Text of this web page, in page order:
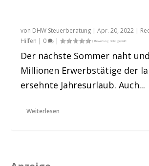
von DHW Steuerberatung |Apr. 20, 2022 |
Hilfen | 0 |
Der nächste Sommer naht
Millionen Erwerbstätige der
ersehnte Jahresurlaub. Auch...
Weiterlesen